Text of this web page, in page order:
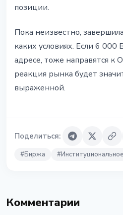
позиции.
Пока неизвестно,
каких условиях. Если 6 000
адресе, тоже направятся к
реакция рынка будет
выраженной.
Поделиться:
#Биржа #
Комментарии